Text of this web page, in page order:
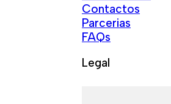
Contactos
Parcerias
FAQs
Legal